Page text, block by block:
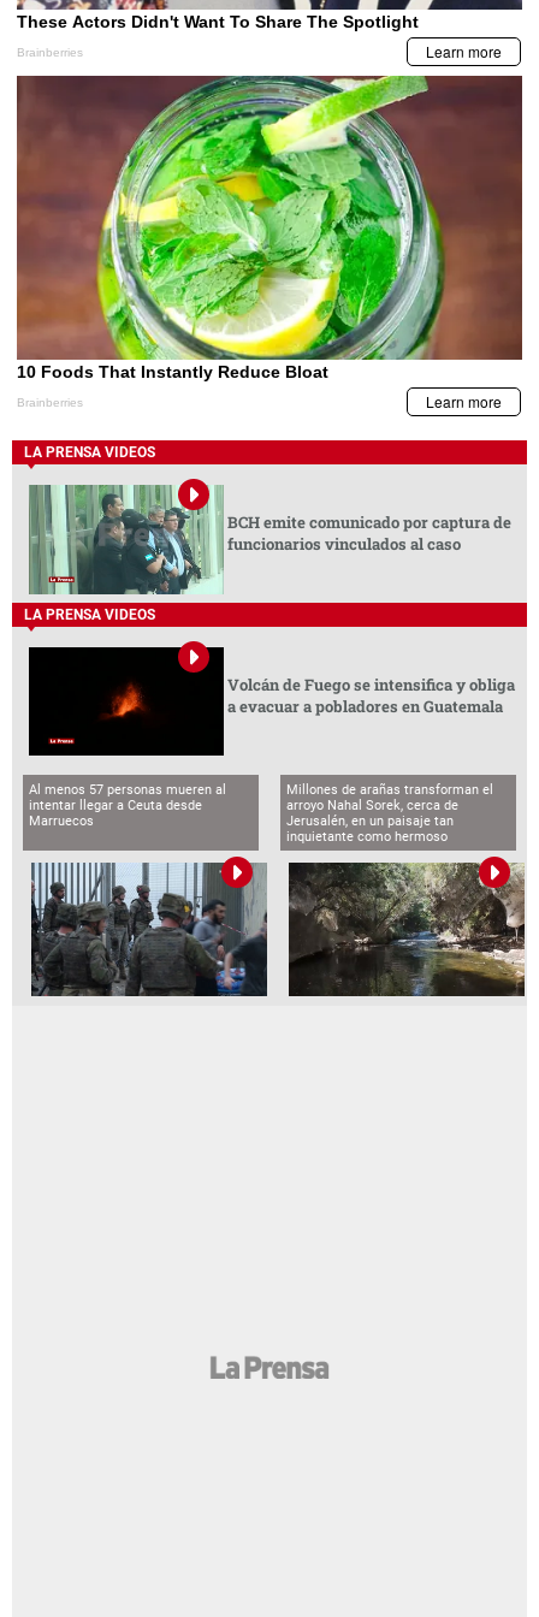
LA PRENSA VIDEOS
BCH emite comunicado por captura de
funcionarios vinculados al caso
LA PRENSA VIDEOS
Volcán de Fuego se intensifica y obliga
a evacuar a pobladores en Guatemala
Al menos 57 personas mueren al
intentar llegar a Ceuta desde
Marruecos
Millones de arañas transforman el
arroyo Nahal Sorek, cerca de
Jerusalén, en un paisaje tan
inquietante como hermoso